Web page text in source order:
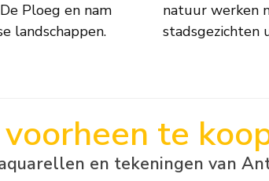
Ploeg en nam
landschappen.
Amsterdamse
stadsgezichten
voorheen te
en tekeningen van